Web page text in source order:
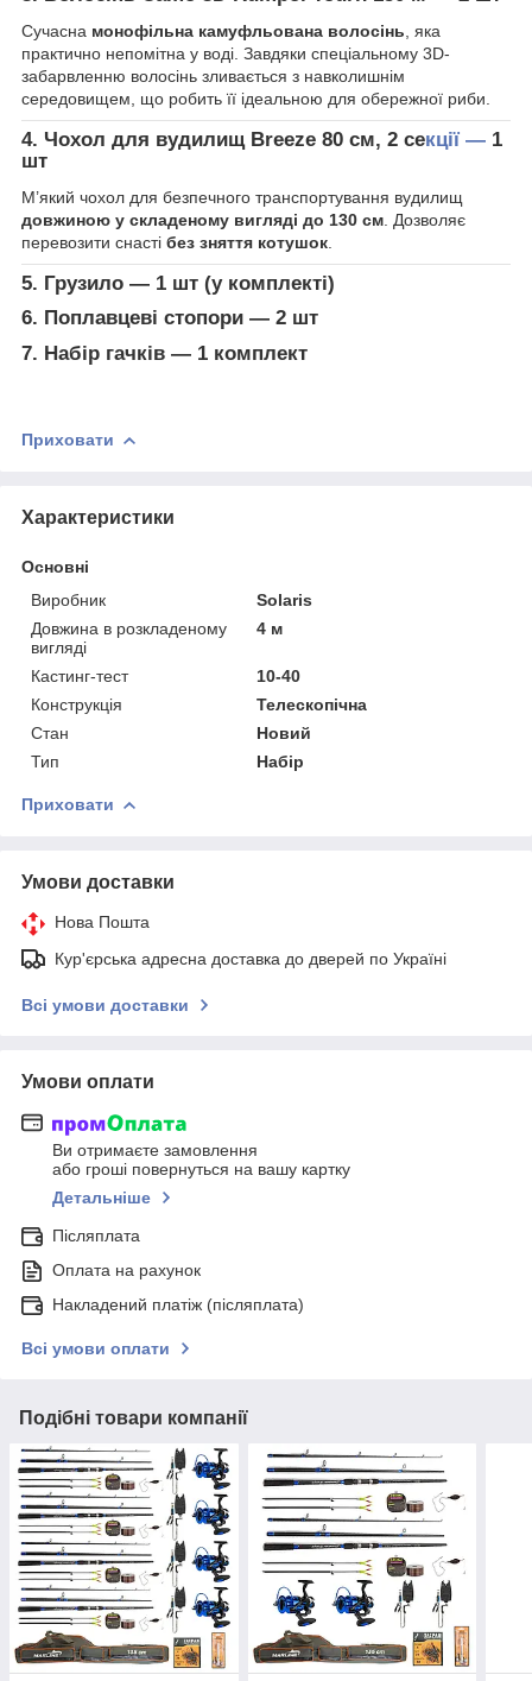
Сучасна монофільна камуфльована волосінь , яка
практично непомітна у воді. Завдяки спеціальному 3D-
забарвленню волосінь зливається з навколишнім
середовищем, що робить її ідеальною для обережної риби.
4. Чохол для вудилищ Breeze 80 см, 2 секції — 1
шт
М’який чохол для безпечного транспортування вудилищ
довжиною у складеному вигляді до 130 см . Дозволяє
перевозити снасті без зняття котушок
5. Грузило — 1 шт (у комплекті)
6. Поплавцеві стопори — 2 шт
7. Набір гачків — 1 комплект
Приховати
Характеристики
Основні
Виробник
Solaris
Довжина в розкладеному
вигляді
4 м
Кастинг-тест
10-40
Конструкція
Телескопічна
Стан
Новий
Тип
Набір
Приховати
Умови доставки
Нова Пошта
Кур'єрська адресна доставка до дверей по Україні
Всі умови доставки
Умови оплати
Ви отримаєте замовлення
або гроші повернуться на вашу картку
Детальніше
Післяплата
Оплата на рахунок
Накладений платіж (післяплата)
Всі умови оплати
Подібні товари компанії